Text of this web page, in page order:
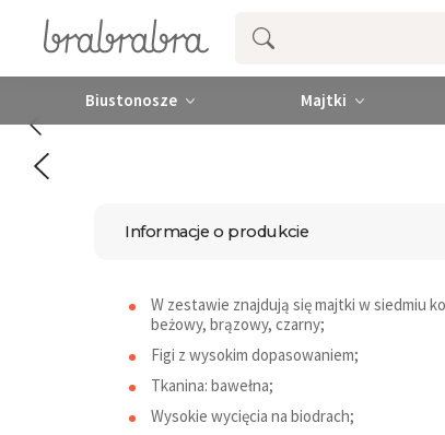
Biustonosze Majtki
Informacje o produkcie
W zestawie znajdują się majtki w siedmiu
beżowy, brązowy, czarny;
Figi z wysokim dopasowaniem;
Tkanina: bawełna;
Wysokie wycięcia na biodrach;